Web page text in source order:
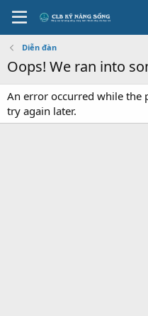
Diễn đàn
Oops! We ran into
An error occurred while the
try again later.